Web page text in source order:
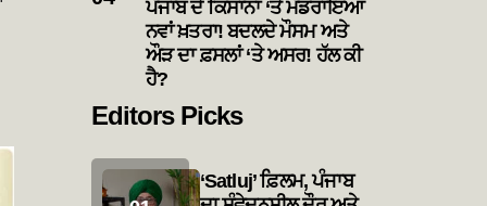
ਪੰਜਾਬ ਦੇ ਕਿਸਾਨਾਂ ‘ਤੇ ਮੰਡਰਾਇਆ
ਨਵਾਂ ਖ਼ਤਰਾ! ਬਦਲਦੇ ਮੌਸਮ ਅਤੇ
ਔੜ ਦਾ ਫ਼ਸਲਾਂ ‘ਤੇ ਅਸਰ! ਹੱਲ ਕੀ
ਹੈ?
Editors Picks
‘Satluj’ ਫ਼ਿਲਮ, ਪੰਜਾਬ